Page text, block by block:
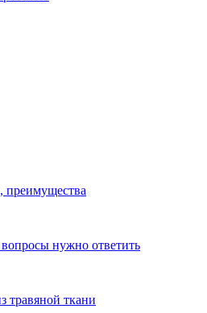
преимущества
нужно ответить
травяной ткани